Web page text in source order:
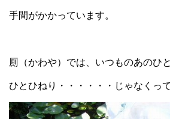
手間がかかっています。
厠（かわや）では、いつものあのひと
ひとひねり・・・・・・じゃなくって